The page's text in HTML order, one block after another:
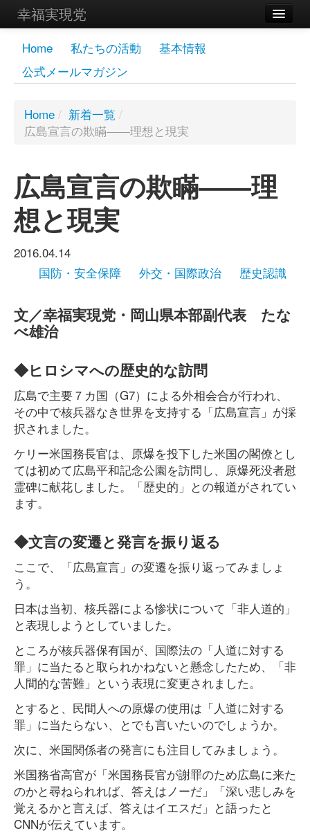
幸福実現党
メンバーズページ
党員
お問い合わせ
Home 私たちの活動
基本情報
公式メールマガジン
Home / 新着一覧 /
広島宣言の欺瞞――理想と現実
広島宣言の欺瞞――理
想と現実
2016.04.14
国防・安全保障
外交・国際政治 歴史認識
文／幸福実現党・岡山県本部副代表 たな
べ雄治
◆ヒロシマへの歴史的な訪問
広島で主要７カ国（G7）による外相会合が行われ、
その中で核兵器なき世界を支持する「広島宣言」が採
択されました。
ケリー米国務長官は、原爆を投下した米国の閣僚とし
ては初めて広島平和記念公園を訪問し、原爆死没者慰
霊碑に献花しました。「歴史的」との報道がされてい
ます。
◆文言の変遷と発言を振り返る
ここで、「広島宣言」の変遷を振り返ってみましょ
う。
日本は当初、核兵器による惨状について「非人道的」
と表現しようとしていました。
ところが核兵器保有国が、国際法の「人道に対する
罪」に当たると取られかねないと懸念したため、「非
人間的な苦難」という表現に変更されました。
とすると、民間人への原爆の使用は「人道に対する
罪」に当たらない、とでも言いたいのでしょうか。
次に、米国関係者の発言にも注目してみましょう。
米国務省高官が「米国務長官が謝罪のため広島に来た
のかと尋ねられれば、答えはノーだ」「深い悲しみを
覚えるかと言えば、答えはイエスだ」と語ったと
CNNが伝えています。